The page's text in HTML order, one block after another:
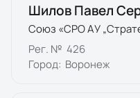
Шилов Павел
Союз «СРО АУ
Рег. № 426
Город: Воронеж